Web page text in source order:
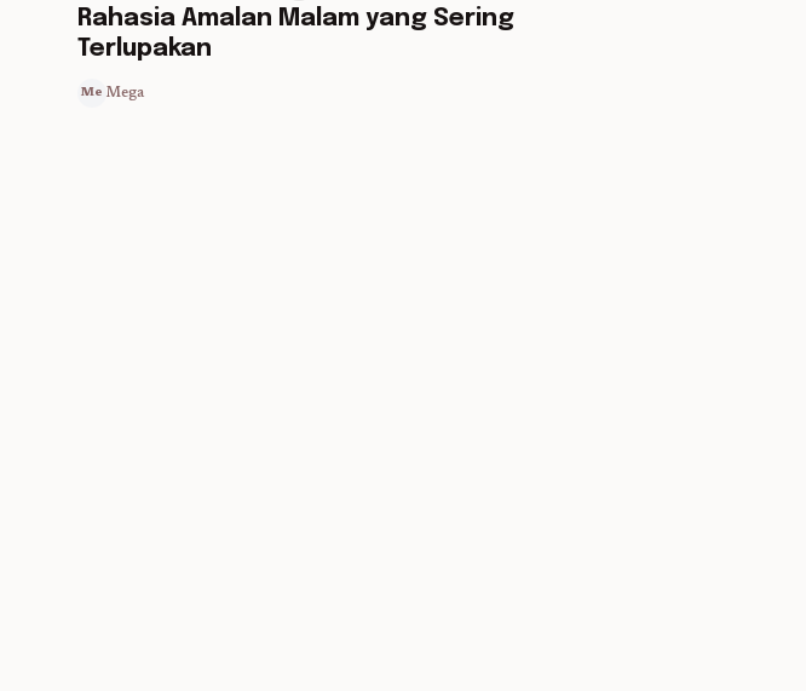
Rahasia Amalan Malam yang Sering
Terlupakan
Me Mega